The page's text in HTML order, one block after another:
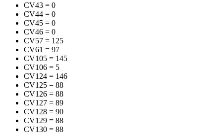
CV43 = 0
CV44 = 0
CV45 = 0
CV46 = 0
CV57 = 125
CV61 = 97
CV105 = 145
CV106 = 5
CV124 = 146
CV125 = 88
CV126 = 88
CV127 = 89
CV128 = 90
CV129 = 88
CV130 = 88